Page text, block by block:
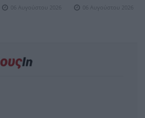
06 Αυγούστου 2026 06 Αυγούστου 2026